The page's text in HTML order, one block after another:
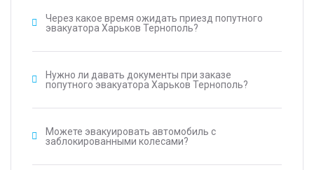
Через какое время ожидать приезд попутного
эвакуатора Харьков Тернополь?
Нужно ли давать документы при заказе
попутного эвакуатора Харьков Тернополь?
Можете эвакуировать автомобиль с
заблокированными колесами?